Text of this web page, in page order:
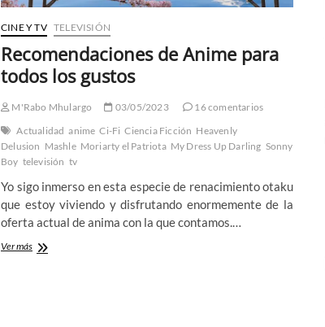
CINE Y TV TELEVISIÓN
Recomendaciones de Anime para
todos los gustos
M'Rabo Mhulargo 03/05/2023
16 comentarios
Actualidad anime Ci-Fi Ciencia Ficción Heavenly
Delusion Mashle Moriarty el Patriota My Dress Up Darling Sonny
Boy televisión tv
Yo sigo inmerso en esta especie de renacimiento otaku
que estoy viviendo y disfrutando enormemente de la
oferta actual de anima con la que contamos.…
Ver másRecomendaciones